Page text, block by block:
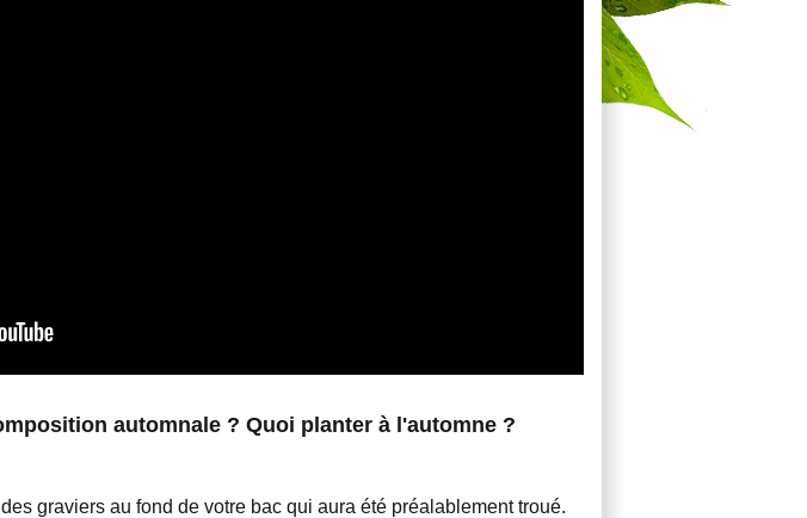
automnale ? Quoi planter à l'automne ?
graviers au fond de votre bac qui aura été préalablement troué.